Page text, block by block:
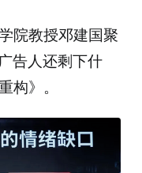
院教授邓建国聚
告人还剩下什
》。